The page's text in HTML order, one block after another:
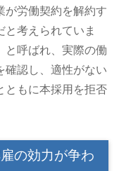
が労働契約を解約す
と考えられていま
と呼ばれ、実際の働
確認し、適性がない
ともに本採用を拒否
の効力が争わ